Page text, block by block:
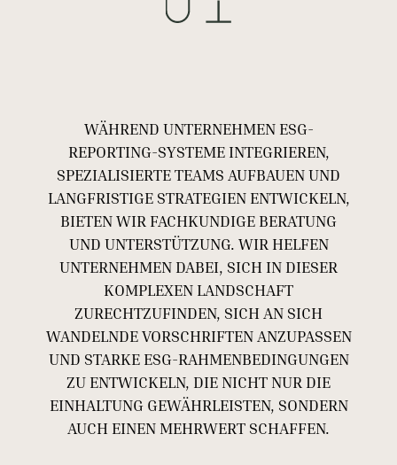
WÄHREND UNTERNEHMEN ESG-
REPORTING-SYSTEME INTEGRIEREN,
SPEZIALISIERTE TEAMS AUFBAUEN UND
LANGFRISTIGE STRATEGIEN ENTWICKELN,
BIETEN WIR FACHKUNDIGE BERATUNG
UND UNTERSTÜTZUNG. WIR HELFEN
UNTERNEHMEN DABEI, SICH IN DIESER
KOMPLEXEN LANDSCHAFT
ZURECHTZUFINDEN, SICH AN SICH
WANDELNDE VORSCHRIFTEN ANZUPASSEN
UND STARKE ESG-RAHMENBEDINGUNGEN
ZU ENTWICKELN, DIE NICHT NUR DIE
EINHALTUNG GEWÄHRLEISTEN, SONDERN
AUCH EINEN MEHRWERT SCHAFFEN.